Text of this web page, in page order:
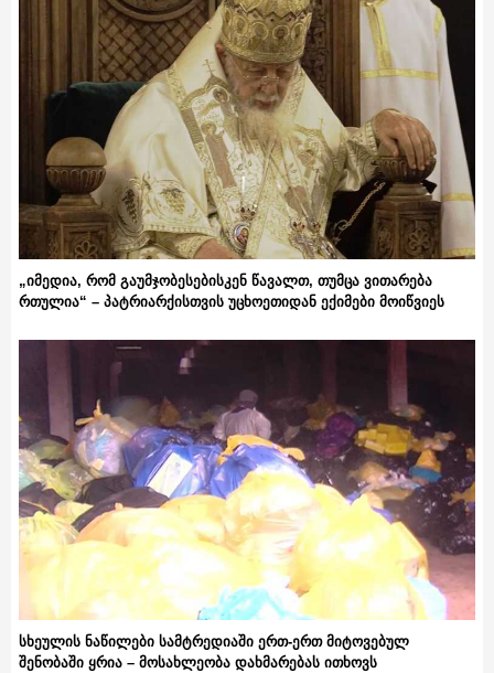
„იმედია, რომ გაუმჯობესებისკენ წავალთ, თუმცა ვითარება
რთულია“ – პატრიარქისთვის უცხოეთიდან ექიმები მოიწვიეს
სხეულის ნაწილები სამტრედიაში ერთ-ერთ მიტოვებულ
შენობაში ყრია – მოსახლეობა დახმარებას ითხოვს